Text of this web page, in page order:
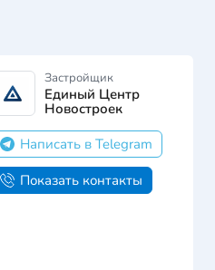
Застройщик
Единый Центр
Новостроек
Написать в Telegram
Показать контакты